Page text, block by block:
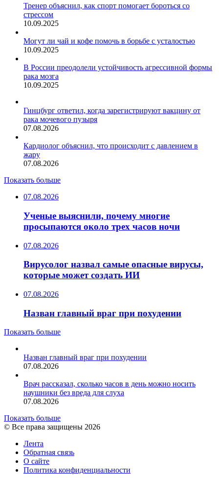
Тренер объяснил, как спорт помогает бороться со
стрессом
10.09.2025
Могут ли чай и кофе помочь в борьбе с усталостью
10.09.2025
В России преодолели устойчивость агрессивной формы
рака мозга
10.09.2025
Гинцбург ответил, когда зарегистрируют вакцину от
рака мочевого пузыря
07.08.2026
Кардиолог объяснил, что происходит с давлением в
жару
07.08.2026
Показать больше
07.08.2026
Ученые выяснили, почему многие
просыпаются около трех часов ночи
07.08.2026
Вирусолог назвал самые опасные вирусы,
которые может создать ИИ
07.08.2026
Назван главный враг при похудении
Показать больше
Назван главный враг при похудении
07.08.2026
Врач рассказал, сколько часов в день можно носить
наушники без вреда для слуха
07.08.2026
Показать больше
© Все права защищены 2026
Лента
Обратная связь
О сайте
Политика конфиденциальности